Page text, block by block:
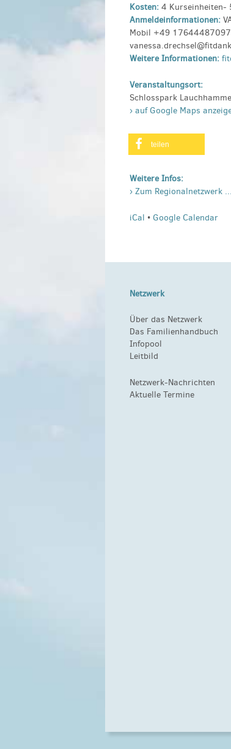
Kosten: 4 Kurseinheiten-
Anmeldeinformationen:
Mobil +49 17644487097
Weitere Informationen:
Veranstaltungsort:
Schlosspark
› auf Google Maps
teilen
Weitere Infos:
› Zum Regionalnetzwerk ...
iCal • Google Calendar
Netzwerk
Über das Netzwerk
Das Familienhandbuch
Infopool
Leitbild
Netzwerk-Nachrichten
Aktuelle Termine